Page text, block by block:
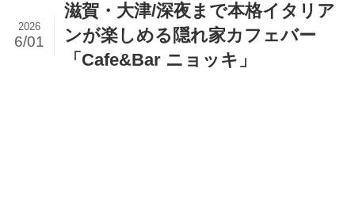
滋賀・大津/深夜まで本格イタリア
ンが楽しめる隠れ家カフェバー
「Cafe&Bar ニョッキ」
2026
6/01